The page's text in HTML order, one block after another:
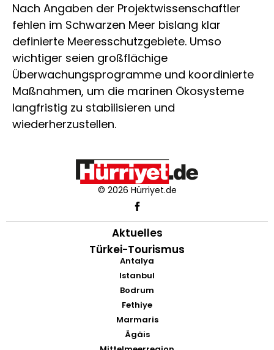
Nach Angaben der Projektwissenschaftler
fehlen im Schwarzen Meer bislang klar
definierte Meeresschutzgebiete. Umso
wichtiger seien großflächige
Überwachungsprogramme und koordinierte
Maßnahmen, um die marinen Ökosysteme
langfristig zu stabilisieren und
wiederherzustellen.
© 2026 Hürriyet.de
Aktuelles
Türkei-Tourismus
Antalya
Istanbul
Bodrum
Fethiye
Marmaris
Ägäis